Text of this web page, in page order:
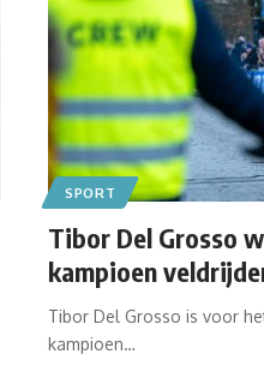
SPORT
Tibor Del Grosso
kampioen
Tibor Del Grosso is voor
kampioen…